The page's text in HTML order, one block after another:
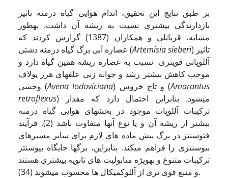
بر طبق نتایج این تحقیق، اندام هوایی گیاه درمنه تاثیر
بازدارندگی بیشتری نسبت به ریشه آن داشت. به­طور
مشابه، قربانلی و همکاران (1387) گزارش کردند که
عصاره آبی برگ گیاه درمنه دشتی (Artemisia sieberi) تاثیر
آللوپاتی قوی­تری نسبت به عصاره ریشه همین گیاه دارد و
موجب کاهش بیشتر رشد و جوانه زنی علف­های هرز یولاف
وحشی (Avena lodoviciana ) و تاج خروس (Amarantus
retroflexus) می­شود. بنابراین احتمال دارد که مقدار
ترکیبات آللوپات موجود در بخش­های هوایی گیاه درمنه
بیشتر از ریشه آن و یا نوع آن­ها متفاوت باشد (2). فرآیند
فتوسنتز در برگ پیش ماده های لازم برای سایر مسیرهای
بیوسنتزی را فراهم می­کند. بنابراین، برگ­ها جایگاه بیوسنتز
ترکیبات متنوع و به­ویژه متابولیت های ثانویه بیشتری هستند
و منبع قوی تری از آللوکمیکال ها محسوب می­شوند (34).